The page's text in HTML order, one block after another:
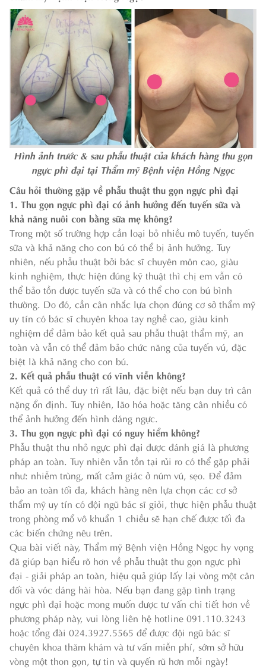
Hình ảnh trước & sau phẫu thuật của khách hàng thu gọn
ngực phì đại tại Thẩm mỹ Bệnh viện Hồng Ngọc
Câu hỏi thường gặp về phẫu thuật thu gọn ngực phì đại
1. Thu gọn ngực phì đại có ảnh hưởng đến tuyến sữa và
khả năng nuôi con bằng sữa mẹ không?
Trong một số trường hợp cần loại bỏ nhiều mô tuyến, tuyến
sữa và khả năng cho con bú có thể bị ảnh hưởng. Tuy
nhiên, nếu phẫu thuật bởi bác sĩ chuyên môn cao, giàu
kinh nghiệm, thực hiện đúng kỹ thuật thì chị em vẫn có
thể bảo tồn được tuyến sữa và có thể cho con bú bình
thường. Do đó, cần cân nhắc lựa chọn đúng cơ sở thẩm mỹ
uy tín có bác sĩ chuyên khoa tay nghề cao, giàu kinh
nghiệm để đảm bảo kết quả sau phẫu thuật thẩm mỹ, an
toàn và vẫn có thể đảm bảo chức năng của tuyến vú, đặc
biệt là khả năng cho con bú.
2. Kết quả phẫu thuật có vĩnh viễn không?
Kết quả có thể duy trì rất lâu, đặc biệt nếu bạn duy trì cân
nặng ổn định. Tuy nhiên, lão hóa hoặc tăng cân nhiều có
thể ảnh hưởng đến hình dáng ngực.
3. Thu gọn ngực phì đại có nguy hiểm không?
Phẫu thuật thu nhỏ ngực phì đại được đánh giá là phương
pháp an toàn. Tuy nhiên vẫn tồn tại rủi ro có thể gặp phải
như: nhiễm trùng, mất cảm giác ở núm vú, sẹo. Để đảm
bảo an toàn tối đa, khách hàng nên lựa chọn các cơ sở
thẩm mỹ uy tín có đội ngũ bác sĩ giỏi, thực hiện phẫu thuật
trong phòng mổ vô khuẩn 1 chiều sẽ hạn chế được tối đa
các biến chứng nêu trên.
Qua bài viết này, Thẩm mỹ Bệnh viện Hồng Ngọc hy vọng
đã giúp bạn hiểu rõ hơn về phẫu thuật thu gọn ngực phì
đại - giải pháp an toàn, hiệu quả giúp lấy lại vòng một cân
đối và vóc dáng hài hòa. Nếu bạn đang gặp tình trạng
ngực phì đại hoặc mong muốn được tư vấn chi tiết hơn về
phương pháp này, vui lòng liên hệ hotline 091.110.3243
hoặc tổng đài 024.3927.5565 để được đội ngũ bác sĩ
chuyên khoa thăm khám và tư vấn miễn phí, sớm sở hữu
vòng một thon gọn, tự tin và quyến rũ hơn mỗi ngày!